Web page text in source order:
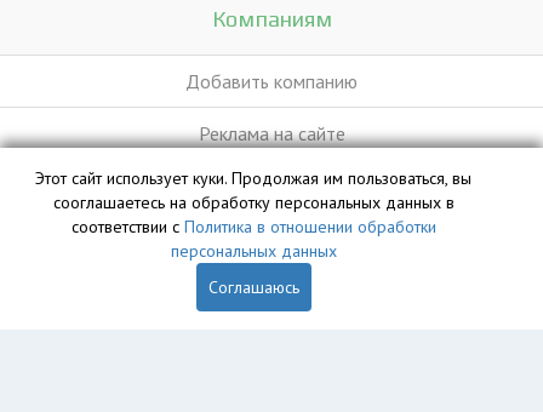
Компаниям
Добавить компанию
Реклама на сайте
База данных сайта vyvoz.org является интеллектуальной
собственностью ООО «Профит» и охраняется законом.
Этот сайт использует куки. Продолжая им пользоваться, вы
сооглашаетесь на обработку персональных данных в
соответствии с Политика в отношении обработки
персональных данных
Соглашаюсь